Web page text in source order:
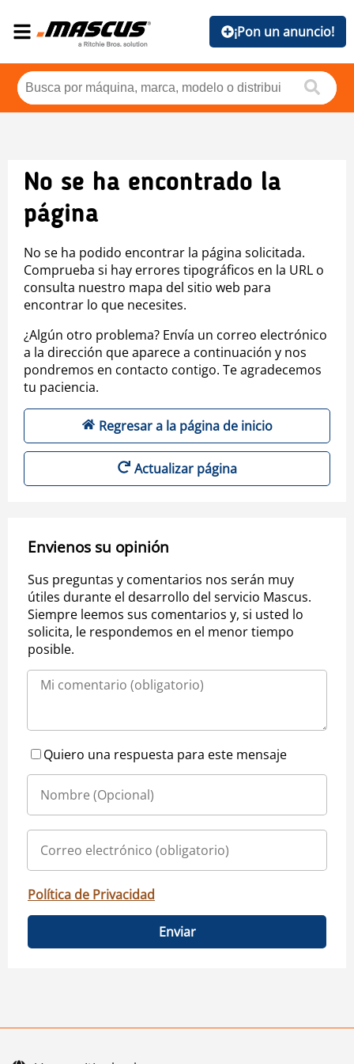
¡Pon un anuncio!
No se ha encontrado la
página
No se ha podido encontrar la página solicitada.
Comprueba si hay errores tipográficos en la URL o
consulta nuestro mapa del sitio web para
encontrar lo que necesites.
¿Algún otro problema? Envía un correo electrónico
a la dirección que aparece a continuación y nos
pondremos en contacto contigo. Te agradecemos
tu paciencia.
Regresar a la página de inicio
Actualizar página
Envienos su opinión
Sus preguntas y comentarios nos serán muy
útiles durante el desarrollo del servicio Mascus.
Siempre leemos sus comentarios y, si usted lo
solicita, le respondemos en el menor tiempo
posible.
Quiero una respuesta para este mensaje
Política de Privacidad
Enviar